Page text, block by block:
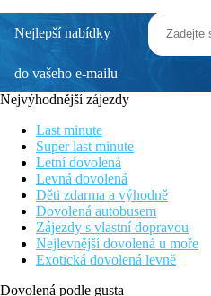
Nejlepší nabídky
do vašeho e-mailu
Nejvýhodnější zájezdy
Last minute
Super last minute
Letní dovolená
Levná dovolená
Děti zdarma a výhodně
Dovolená autobusem
Zájezdy s vlastní dopravou
Nejlevnější dovolená u moře
Exotická dovolená levně
Dovolená podle gusta